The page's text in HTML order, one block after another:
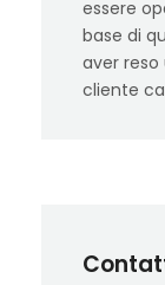
essere
base di
aver
cliente